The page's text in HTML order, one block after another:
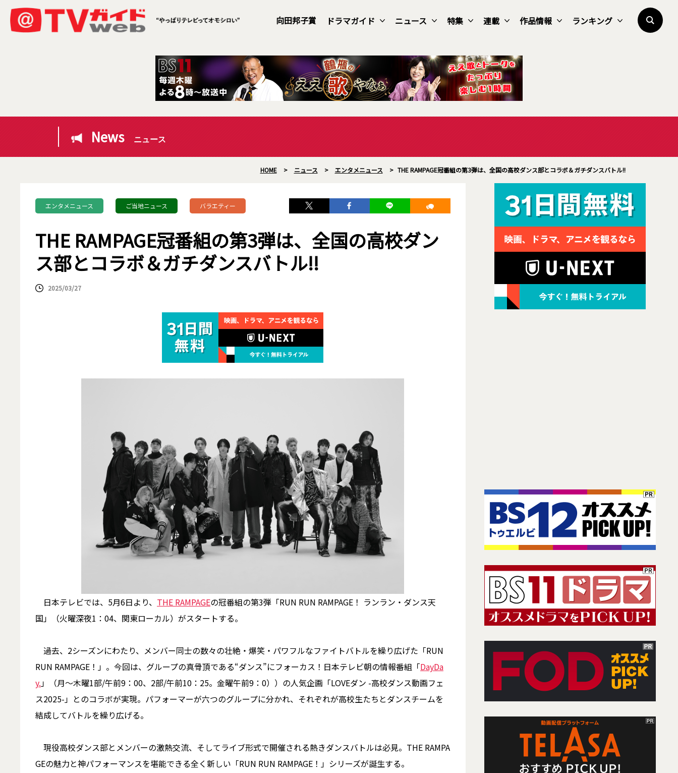
向田邦子賞 ドラマガイド ニュース 特集 連載 作品情報 ランキング
News ニュース
HOME > ニュース > エンタメニュース > THE RAMPAGE冠番組の第3弾は、全国の高校ダンス部とコラボ＆ガチダンスバトル!!
エンタメニュース ご当地ニュース バラエティー
THE RAMPAGE冠番組の第3弾は、全国の高校ダン
ス部とコラボ＆ガチダンスバトル!!
2025/03/27
日本テレビでは、5月6日より、 THE RAMPAGEの冠番組の第3弾「RUN RUN RAMPAGE！ ランラン・ダンス天
国」（火曜深夜1：04、関東ローカル）がスタートする。
過去、2シーズンにわたり、メンバー同士の数々の壮絶・爆笑・パワフルなファイトバトルを繰り広げた「RUN
RUN RAMPAGE！」。今回は、グループの真骨頂である“ダンス”にフォーカス！日本テレビ朝の情報番組「DayDa
y.」（月～木曜1部/午前9：00、2部/午前10：25。金曜午前9：0））の人気企画「LOVEダン -高校ダンス動画フェ
ス2025-」とのコラボが実現。パフォーマーが六つのグループに分かれ、それぞれが高校生たちとダンスチームを
結成してバトルを繰り広げる。
現役高校ダンス部とメンバーの激熱交流、そしてライブ形式で開催される熱きダンスバトルは必見。THE RAMPA
GEの魅力と神パフォーマンスを堪能できる全く新しい「RUN RUN RAMPAGE！」シリーズが誕生する。